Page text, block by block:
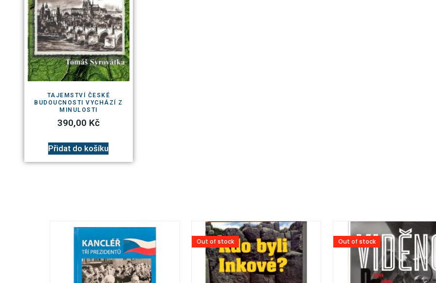
TAJEMSTVÍ ČESKÉ
BUDOUCNOSTI VYCHÁZÍ Z
MINULOSTI
390,00 Kč
Přidat do košíku
Out of stock Out of stock